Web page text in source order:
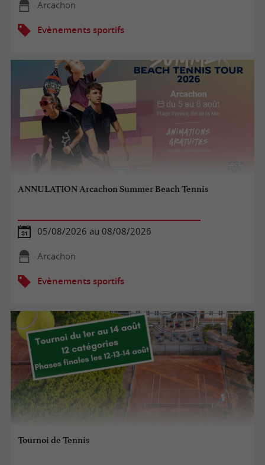
Arcachon
Evènements sportifs
ANNULATION Arcachon Summer Beach Tennis
05/08/2026 au 08/08/2026
Arcachon
Evènements sportifs
Tournoi de Tennis